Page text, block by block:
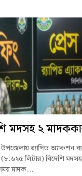
মদসহ ২
র‌্যাপিড অ্যাকশন
লিটার) বিদেশি মদসহ
মাদক...